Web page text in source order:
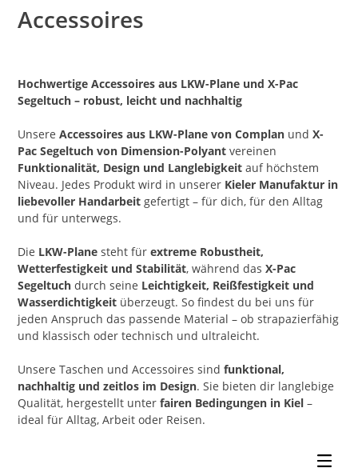
Accessoires
Hochwertige Accessoires aus LKW-Plane und X-Pac
Segeltuch – robust, leicht und nachhaltig
UnsereAccessoires aus LKW-Plane von Complan undX-
Pac Segeltuch von Dimension-Polyant vereinen
Funktionalität, Design und Langlebigkeit auf höchstem
Niveau. Jedes Produkt wird in unserer Kieler Manufaktur in
liebevoller Handarbeit gefertigt – für dich, für den Alltag
und für unterwegs.
Die LKW-Plane steht fürextreme Robustheit,
Wetterfestigkeit und Stabilität, während dasX-Pac
Segeltuch durch seine Leichtigkeit, Reißfestigkeit und
Wasserdichtigkeit überzeugt. So findest du bei uns für
jeden Anspruch das passende Material – ob strapazierfähig
und klassisch oder technisch und ultraleicht.
Unsere Taschen und Accessoires sindfunktional,
nachhaltig und zeitlos im Design. Sie bieten dir langlebige
Qualität, hergestellt unterfairen Bedingungen in Kiel –
ideal für Alltag, Arbeit oder Reisen.